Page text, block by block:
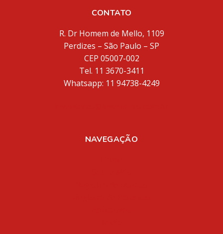
CONTATO
R. Dr Homem de Mello, 1109
Perdizes – São Paulo – SP
CEP 05007-002
Tel. 11 3670-3411
Whatsapp: 11 94738-4249
NAVEGAÇÃO